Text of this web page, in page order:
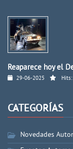
Reaparece hoy el
29-06-2025 Hits:
CATEGORÍAS
Novedades